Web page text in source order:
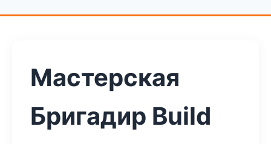
Мастерская
Бригадир Build